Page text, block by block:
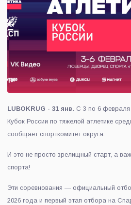
LUBOKRUG - 31 янв. С 3 по 6
Кубок России по тяжелой атлетике
сообщает спорткомитет округа.
И это не просто зрелищный старт, а
спорта!
Эти соревнования — официальный
2026 года и первый этап отбора на